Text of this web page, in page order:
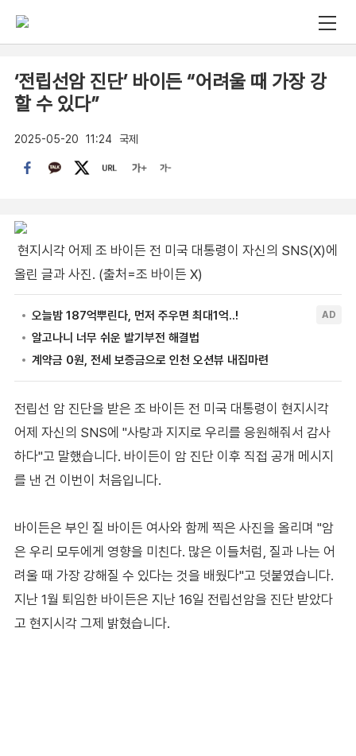
‘전립선암 진단’ 바이든 “어려울 때 가장 강
할 수 있다”
2025-05-20 11:24 국제
현지시각 어제 조 바이든 전 미국 대통령이 자신의 SNS(X)에
올린 글과 사진. (출처=조 바이든 X)
전립선 암 진단을 받은 조 바이든 전 미국 대통령이 현지시각
어제 자신의 SNS에 "사랑과 지지로 우리를 응원해줘서 감사
하다"고 말했습니다. 바이든이 암 진단 이후 직접 공개 메시지
를 낸 건 이번이 처음입니다.
바이든은 부인 질 바이든 여사와 함께 찍은 사진을 올리며 "암
은 우리 모두에게 영향을 미친다. 많은 이들처럼, 질과 나는 어
려울 때 가장 강해질 수 있다는 것을 배웠다"고 덧붙였습니다.
지난 1월 퇴임한 바이든은 지난 16일 전립선암을 진단 받았다
고 현지시각 그제 밝혔습니다.